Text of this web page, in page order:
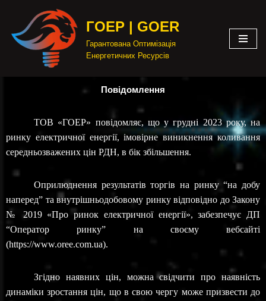
Перейти
до
ГОЕР | GOER
Гарантована Оптимізація
Енергетичних Ресурсів
Повідомлення
ТОВ «ГОЕР» повідомляє, що у грудні 2023 року, на
ринку електричної енергії, імовірне виникнення коливання
середньозважених цін РДН, в бік збільшення.
Оприлюднення результатів торгів на ринку “на добу
наперед” та внутрішньодобовому ринку відповідно до Закону
№ 2019 «Про ринок електричної енергії»,забезпечує ДП
“Оператор ринку” на своєму вебсайті
(https://www.oree.com.ua).
Згідно наявних цін, можна свідчити про наявність
динаміки зростання цін, що в свою чергу може призвести до